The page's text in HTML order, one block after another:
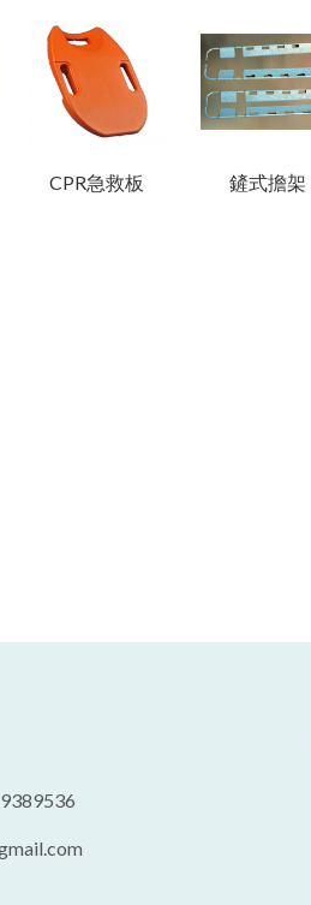
CPR急救板 鏟式擔架